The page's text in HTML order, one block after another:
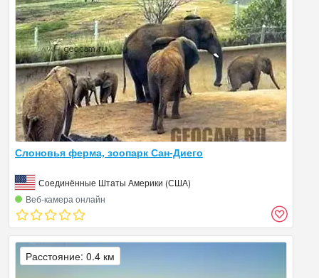
Слоновья ферма, зоопарк Сан-Диего
Соединённые Штаты Америки (США)
Веб‑камера онлайн
Расстояние: 0.4 км